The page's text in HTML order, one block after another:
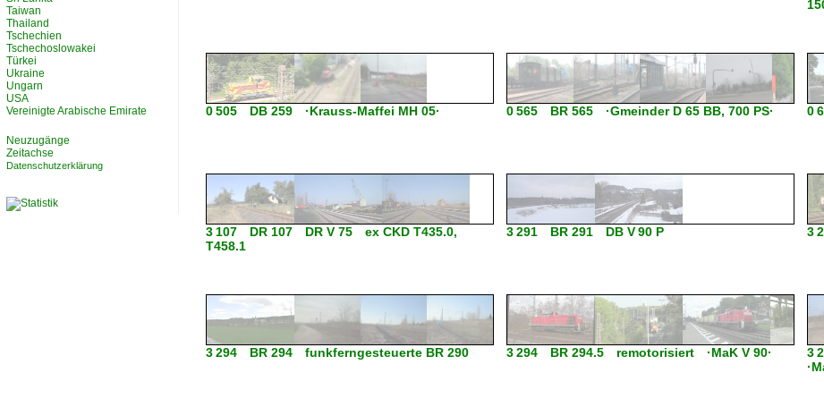
0 505 DB 259 ·Krauss-Maffei MH 05· 0 565 BR 565 ·Gmeinder D 65 BB, 700 PS· 0
3 107 DR 107 DR V 75 ex CKD T435.0,
T458.1
3 291 BR 291 DB V 90 P 3
3 294 BR 294 funkferngesteuerte BR 290 3 294 BR 294.5 remotorisiert ·MaK V 90·
3
Taiwan
Thailand
Tschechien
Tschechoslowakei
Türkei
Ukraine
Ungarn
USA
Vereinigte Arabische Emirate
Neuzugänge
Zeitachse
Datenschutzerklärung